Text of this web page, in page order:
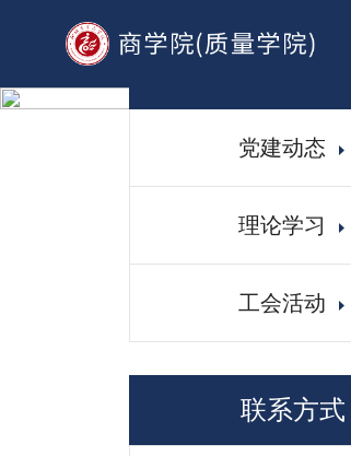
党群工作
党建动态
理论学习
工会活动
联系方式